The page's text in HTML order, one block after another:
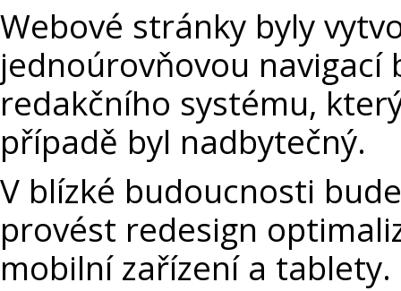
Webové stránky byly
jednoúrovňovou navigací
redakčního systému,
případě byl nadbytečný.
V blízké budoucnosti
provést redesign
mobilní zařízení a tablety.